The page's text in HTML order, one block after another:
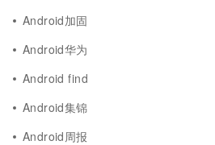
Android加固
Android华为
Android find
Android集锦
Android周报